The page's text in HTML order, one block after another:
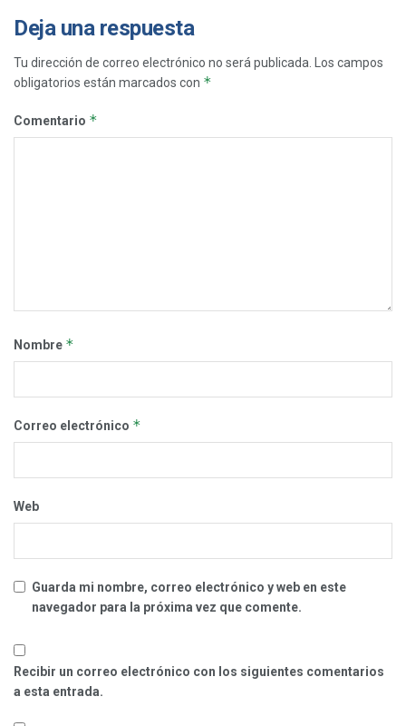
Deja una respuesta
Tu dirección de correo electrónico no será publicada. Los campos
obligatorios están marcados con *
Comentario *
Nombre *
Correo electrónico *
Web
Guarda mi nombre, correo electrónico y web en este
navegador para la próxima vez que comente.
Recibir un correo electrónico con los siguientes comentarios
a esta entrada.